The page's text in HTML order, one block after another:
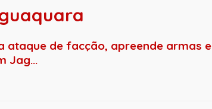
ataque de facção, apreende armas e
Jag...